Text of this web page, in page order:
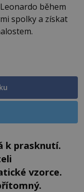
během
spolky a získat
k prasknutí.
vzorce.